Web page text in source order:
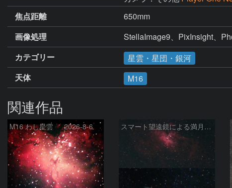
焦点距離
650mm
画像処理
StellaImage9、PixInsight、
カテゴリー
星雲・星団・銀河
天体
M16
関連作品
M16 わし星雲 2026-8-6 スマート望遠鏡による満月下の星雲（M16,NGC6960）